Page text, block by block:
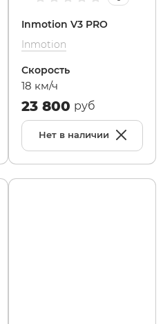
Zaxboard
Inmotion V3 PRO
Inmotion
Скорость
18 км/ч
23 800 руб
Нет в наличии